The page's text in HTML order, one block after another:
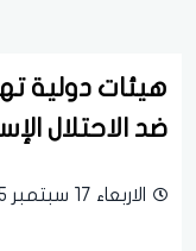
هيئات دولية
ضد الاحتلال
الاربعاء 17 سبتمبر 2025 | 10:17 مساءً